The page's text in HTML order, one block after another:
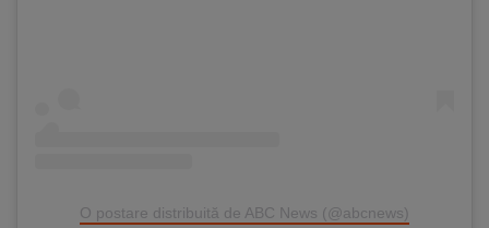
O postare distribuită de ABC News (@abcnews)